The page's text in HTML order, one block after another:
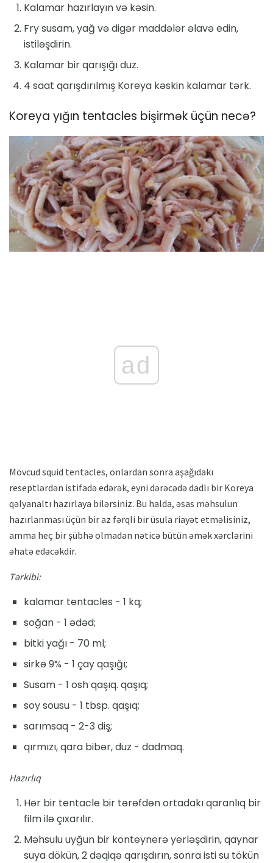
Kalamar hazırlayın və kəsin.
Fry susam, yağ və digər maddələr əlavə edin,
istiləşdirin.
Kalamar bir qarışığı duz.
4 saat qarışdırılmış Koreya kəskin kalamar tərk.
Koreya yığın tentacles bişirmək üçün necə?
ad
Mövcud squid tentacles, onlardan sonra aşağıdakı
reseptlərdən istifadə edərək, eyni dərəcədə dadlı bir Koreya
qəlyanaltı hazırlaya bilərsiniz. Bu halda, əsas məhsulun
hazırlanması üçün bir az fərqli bir üsula riayət etməlisiniz,
amma heç bir şübhə olmadan nəticə bütün əmək xərclərini
əhatə edəcəkdir.
Tərkibi:
kalamar tentacles - 1 kq;
soğan - 1 ədəd;
bitki yağı - 70 ml;
sirkə 9% - 1 çay qaşığı;
Susam - 1 osh qaşıq. qaşıq;
soy sousu - 1 tbsp. qaşıq;
sarımsaq - 2-3 diş;
qırmızı, qara bibər, duz - dadmaq.
Hazırlıq
Hər bir tentacle bir tərəfdən ortadakı qaranlıq bir
film ilə çıxarılır.
Məhsulu uyğun bir konteynerə yerləşdirin, qaynar
suya dökün, 2 dəqiqə qarışdırın, sonra isti su tökün